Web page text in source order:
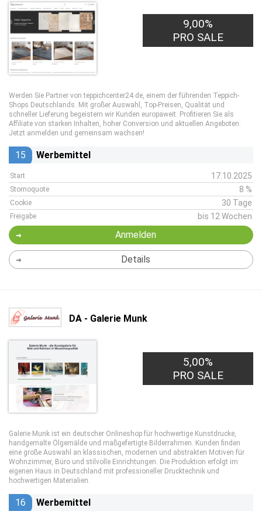
9,00%
PRO SALE
Werden Sie Partner von teppichcenter24.de, einem der führenden Teppich-
Shops Deutschlands. Mit großer Auswahl, Top-Preisen, Qualität und
schneller Lieferung begeistern wir Kunden europaweit. Profitieren Sie als
Affiliate von starken Inhalten, hoher Conversion und aktuellen Angeboten.
Jetzt anmelden und gemeinsam wachsen!
15 Werbemittel
Start 17.10.2025
Stornoquote 8 %
Cookie 30 Tage
Freigabe bis 12 Wochen
Anmelden
Details
DA - Galerie Munk
5,00%
PRO SALE
Galerie Munk ist ein deutscher Onlineshop für hochwertige Kunstdrucke,
handgemalte Ölgemälde und maßgefertigte Bilderrahmen. Kunden finden
eine große Auswahl an klassischen, modernen und abstrakten Motiven für
Wohnzimmer, Büro und stilvolle Einrichtungen. Die Produktion erfolgt im
eigenen Haus in Deutschland mit professioneller Drucktechnik und
hochwertigen Materialien.
16 Werbemittel